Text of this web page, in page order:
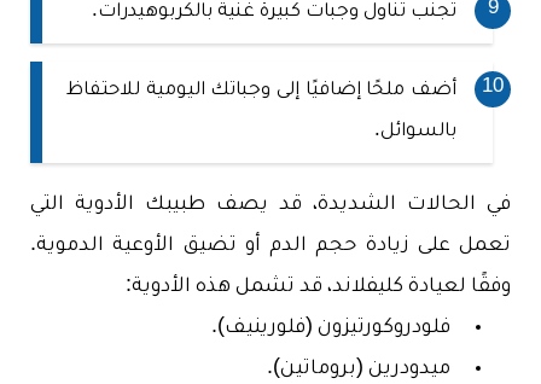
تجنب تناول وجبات كبيرة غنية بالكربوهيدرات.
أضف ملحًا إضافيًا إلى وجباتك اليومية للاحتفاظ
بالسوائل.
في الحالات الشديدة، قد يصف طبيبك الأدوية التي
تعمل على زيادة حجم الدم أو تضيق الأوعية الدموية.
وفقًا لعيادة كليفلاند، قد تشمل هذه الأدوية:
فلودروكورتيزون (فلورينيف).
ميدودرين (بروماتين).